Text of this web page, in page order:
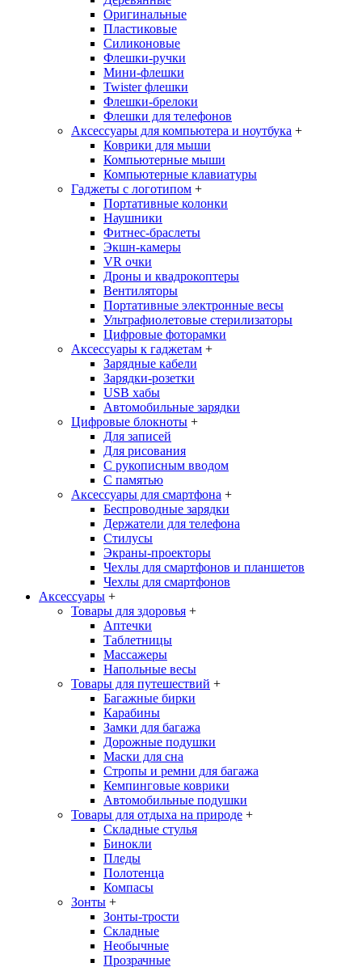
Оригинальные
Пластиковые
Силиконовые
Флешки-ручки
Мини-флешки
Twister флешки
Флешки-брелоки
Флешки для телефонов
Аксессуары для компьютера и ноутбука +
Коврики для мыши
Компьютерные мыши
Компьютерные клавиатуры
Гаджеты с логотипом +
Портативные колонки
Наушники
Фитнес-браслеты
Экшн-камеры
VR очки
Дроны и квадрокоптеры
Вентиляторы
Портативные электронные весы
Ультрафиолетовые стерилизаторы
Цифровые фоторамки
Аксессуары к гаджетам +
Зарядные кабели
Зарядки-розетки
USB хабы
Автомобильные зарядки
Цифровые блокноты +
Для записей
Для рисования
С рукописным вводом
С памятью
Аксессуары для смартфона +
Беспроводные зарядки
Держатели для телефона
Стилусы
Экраны-проекторы
Чехлы для смартфонов и планшетов
Чехлы для смартфонов
Аксессуары +
Товары для здоровья +
Аптечки
Таблетницы
Массажеры
Напольные весы
Товары для путешествий +
Багажные бирки
Карабины
Замки для багажа
Дорожные подушки
Маски для сна
Стропы и ремни для багажа
Кемпинговые коврики
Автомобильные подушки
Товары для отдыха на природе +
Складные стулья
Бинокли
Пледы
Полотенца
Компасы
Зонты +
Зонты-трости
Складные
Необычные
Прозрачные